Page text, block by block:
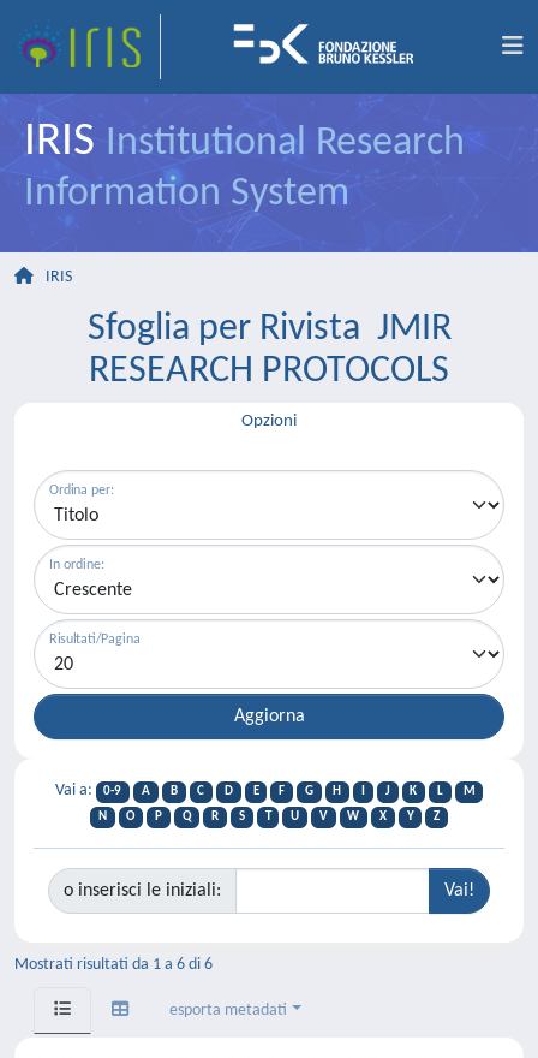
IRIS Institutional Research
Information System
IRIS
Sfoglia per Rivista JMIR
RESEARCH PROTOCOLS
Opzioni
Ordina per:
In ordine:
Risultati/Pagina
Vai a: 0-9 A B C D E F G H J K L
M
N
O P Q R S T U V W X Y Z
o inserisci le iniziali:
Mostrati risultati da 1 a 6 di 6
esporta metadati